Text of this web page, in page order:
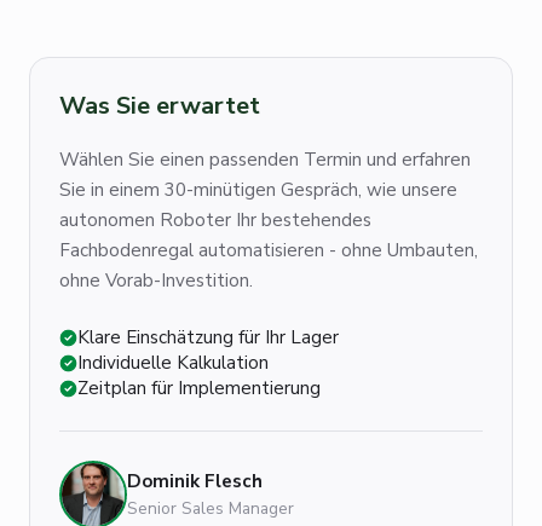
Was Sie erwartet
Wählen Sie einen passenden Termin und erfahren
Sie in einem 30-minütigen Gespräch, wie unsere
autonomen Roboter Ihr bestehendes
Fachbodenregal automatisieren - ohne Umbauten,
ohne Vorab-Investition.
Klare Einschätzung für Ihr Lager
Individuelle Kalkulation
Zeitplan für Implementierung
Dominik Flesch
Senior Sales Manager